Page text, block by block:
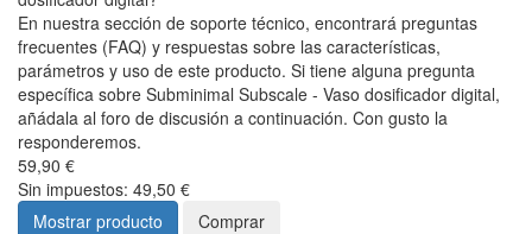
En nuestra sección de soporte técnico, encontrará preguntas
frecuentes (FAQ) y respuestas sobre las características,
parámetros y uso de este producto. Si tiene alguna pregunta
específica sobre Subminimal Subscale - Vaso dosificador digital,
añádala al foro de discusión a continuación. Con gusto la
responderemos.
59,90 €
Sin impuestos: 49,50 €
Mostrar producto
Comprar